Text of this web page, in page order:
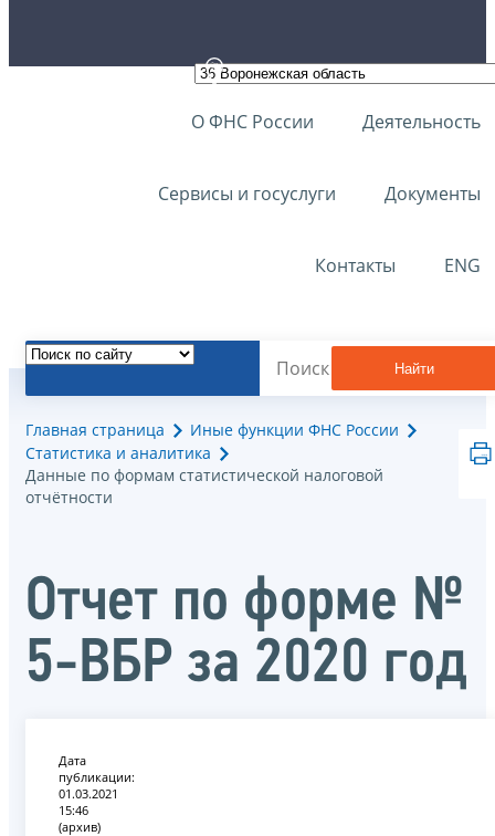
О ФНС России Деятельность
Сервисы и госуслуги Документы
Контакты ENG
Найти
Главная страница
Иные функции ФНС России
Статистика и аналитика
Данные по формам статистической налоговой
отчётности
Отчет по форме №
5-ВБР за 2020 год
Дата
публикации:
01.03.2021
15:46
(архив)